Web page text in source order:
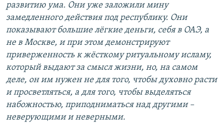
развитию ума. Они уже заложили мину
замедленного действия под республику. Они
показывают большие лёгкие деньги, себя в ОАЭ, а
не в Москве, и при этом демонстрируют
приверженность к жёсткому ритуальному исламу,
который выдают за смысл жизни, но, на самом
деле, он им нужен не для того, чтобы духовно расти
и просветляться, а для того, чтобы выделяться
набожностью, приподниматься над другими –
неверующими и неверными.